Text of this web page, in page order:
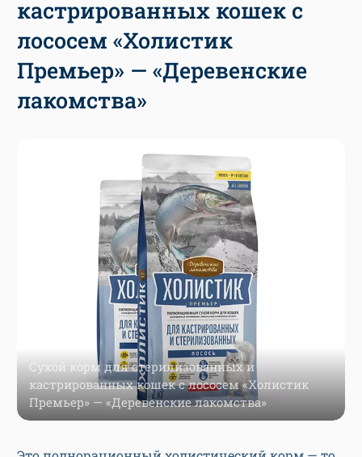
кастрированных кошек с
лососем «Холистик
Премьер» — «Деревенские
лакомства»
Сухой корм для стерилизованных и
кастрированных кошек с лососем «Холистик
Премьер» — «Деревенские лакомства»